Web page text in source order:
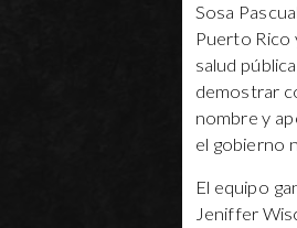
Sosa
Puerto Rico
salud
demostrar
nombre y
el gobierno
El equipo
Jeniffer